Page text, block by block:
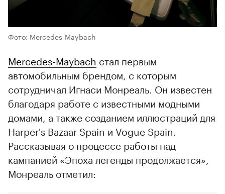
Фото: Mercedes-Maybach
Mercedes-Maybach стал первым
автомобильным брендом, с которым
сотрудничал Игнаси Монреаль. Он известен
благодаря работе с известными модными
домами, а также созданием иллюстраций для
Harper's Bazaar Spain и Vogue Spain.
Рассказывая о процессе работы над
кампанией «Эпоха легенды продолжается»,
Монреаль отметил: